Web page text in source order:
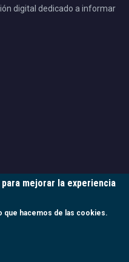
digital dedicado a informar
mejorar la experiencia
que hacemos de las cookies.